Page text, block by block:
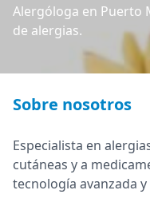
Alergóloga en Puerto
de alergias.
Sobre nosotros
Especialista en
cutáneas y a
tecnología avanzada